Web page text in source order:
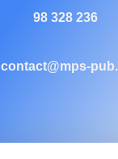
98 328 236
contact@mps-